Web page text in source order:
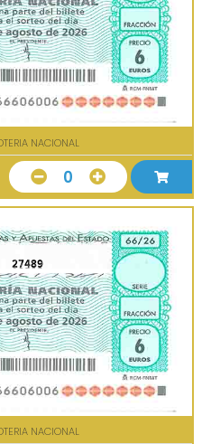
NACIONAL
0
27489
NACIONAL